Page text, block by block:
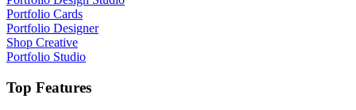
Portfolio Cards
Portfolio Designer
Shop Creative
Portfolio Studio
Top Features